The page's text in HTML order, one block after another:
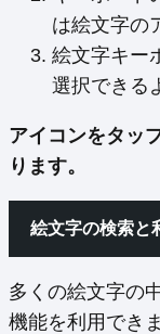
は絵文字の
絵文字キー
選択できる
アイコンをタッ
ります。
絵文字の検索と
多くの絵文字の
機能を利用できま